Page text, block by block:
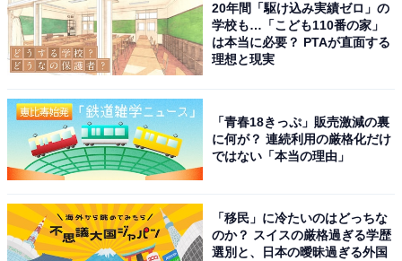
20年間「駆け込み実績ゼロ」の
学校も…「こども110番の家」
は本当に必要？ PTAが直面する
理想と現実
「青春18きっぷ」販売激減の裏
に何が？ 連続利用の厳格化だけ
ではない「本当の理由」
「移民」に冷たいのはどっちな
のか？ スイスの厳格過ぎる学歴
選別と、日本の曖昧過ぎる外国